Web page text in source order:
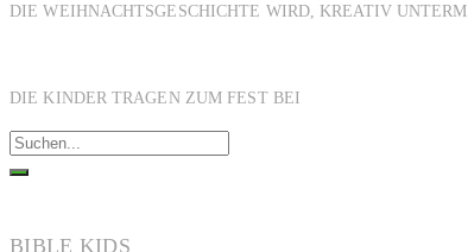
DIE WEIHNACHTSGESCHICHTE WIRD, KREATIV
DIE KINDER TRAGEN ZUM FEST BEI
BIBLE KIDS